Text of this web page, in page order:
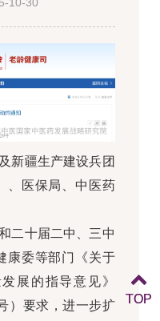
10-30
新疆生产建设兵团
、医保局、中医药
二十届二中、三中
康委等部门《关于
展的指导意见》
）要求，进一步扩
TOP
TOP